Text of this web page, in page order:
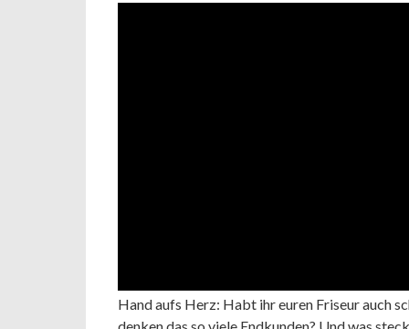
Hand aufs Herz: Habt ihr euren Friseur auch